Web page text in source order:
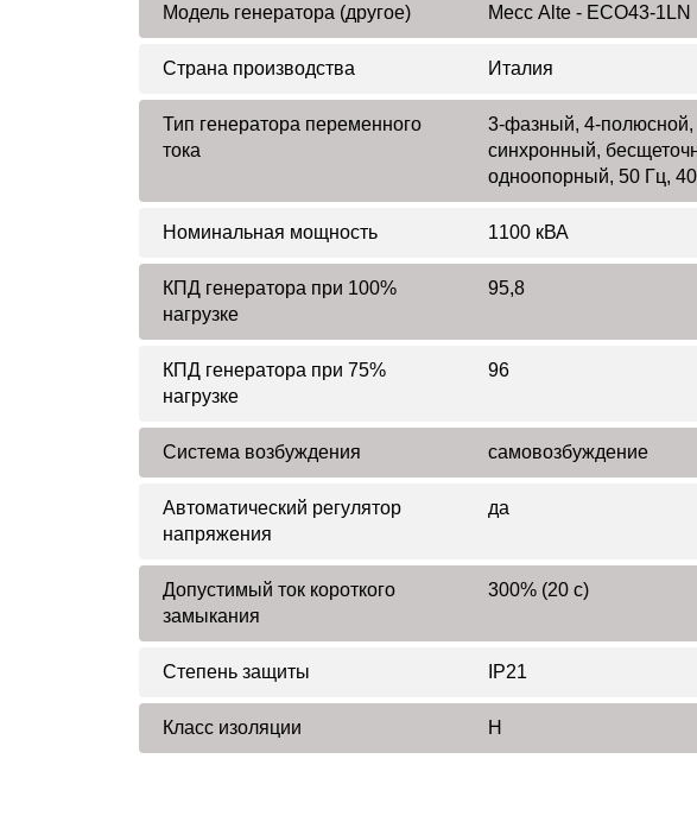
Модель генератора (другое) Mecc Alte - ECO43-1LN
Страна производства Италия
Тип генератора переменного
тока
3-фазный, 4-полюсной,
синхронный,
одноопорный, 50 Гц,
Номинальная мощность 1100 кВА
КПД генератора при 100%
нагрузке
95,8
КПД генератора при 75%
нагрузке
96
Система возбуждения самовозбуждение
Автоматический регулятор
напряжения
да
Допустимый ток короткого
замыкания
300% (20 с)
Степень защиты IP21
Класс изоляции H